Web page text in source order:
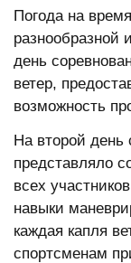
Погода на
разнообразной
день
ветер,
возможность
На второй день
представляло
всех
навыки
каждая капля
спортсменам